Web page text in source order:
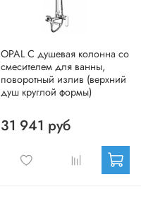
OPAL C душевая колонна со
смесителем для ванны,
поворотный излив (верхний
душ круглой формы)
31 941 руб